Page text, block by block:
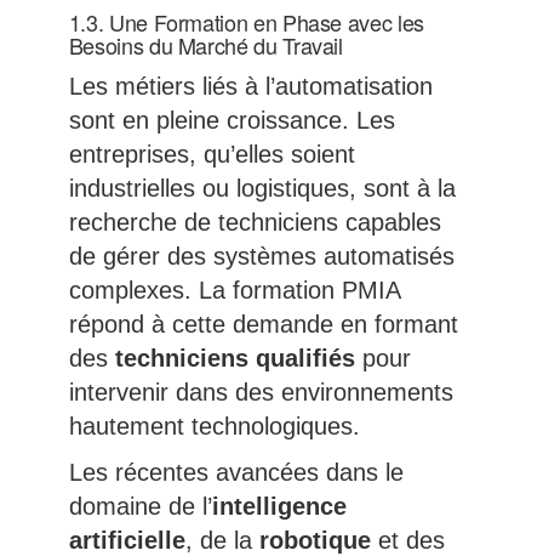
1.3. Une Formation en Phase avec les
Besoins du Marché du Travail
Les métiers liés à l’automatisation
sont en pleine croissance. Les
entreprises, qu’elles soient
industrielles ou logistiques, sont à la
recherche de techniciens capables
de gérer des systèmes automatisés
complexes. La formation PMIA
répond à cette demande en formant
des techniciens qualifiéspour
intervenir dans des environnements
hautement technologiques.
Les récentes avancées dans le
domaine de l’intelligence
artificielle, de la robotiqueet des